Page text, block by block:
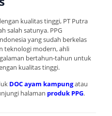
kualitas tinggi, PT Putra
salah satunya. PPG
yang sudah berkelas
teknologi modern, ahli
bertahun-tahun untuk
kualitas tinggi.
DOC ayam kampungatau
halaman produk PPG.